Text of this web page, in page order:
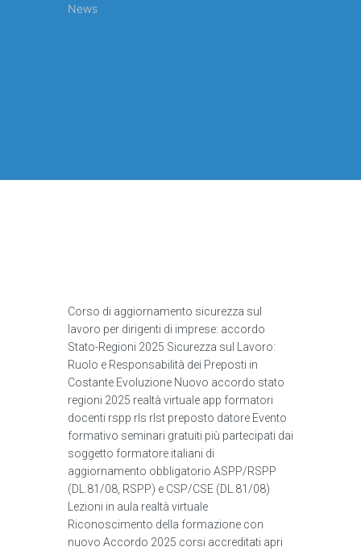
News
Corso di aggiornamento sicurezza sul
lavoro per dirigenti di imprese: accordo
Stato-Regioni 2025 Sicurezza sul Lavoro:
Ruolo e Responsabilità dei Preposti in
Costante Evoluzione Nuovo accordo stato
regioni 2025 realtà virtuale app formatori
docenti rspp rls rlst preposto datore Evento
formativo seminari gratuiti più partecipati dai
soggetto formatore italiani di
aggiornamento obbligatorio ASPP/RSPP
(DL.81/08, RSPP) e CSP/CSE (DL.81/08)
Lezioni in aula realtà virtuale
Riconoscimento della formazione con
nuovo Accordo 2025 corsi accreditati apri